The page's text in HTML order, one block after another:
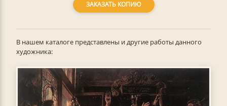
ЗАКАЗАТЬ КОПИЮ
В нашем каталоге представлены и другие работы данного
художника: